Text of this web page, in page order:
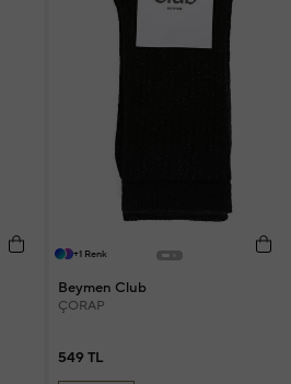
+1 Renk
Beymen Club
ÇORAP
549 TL